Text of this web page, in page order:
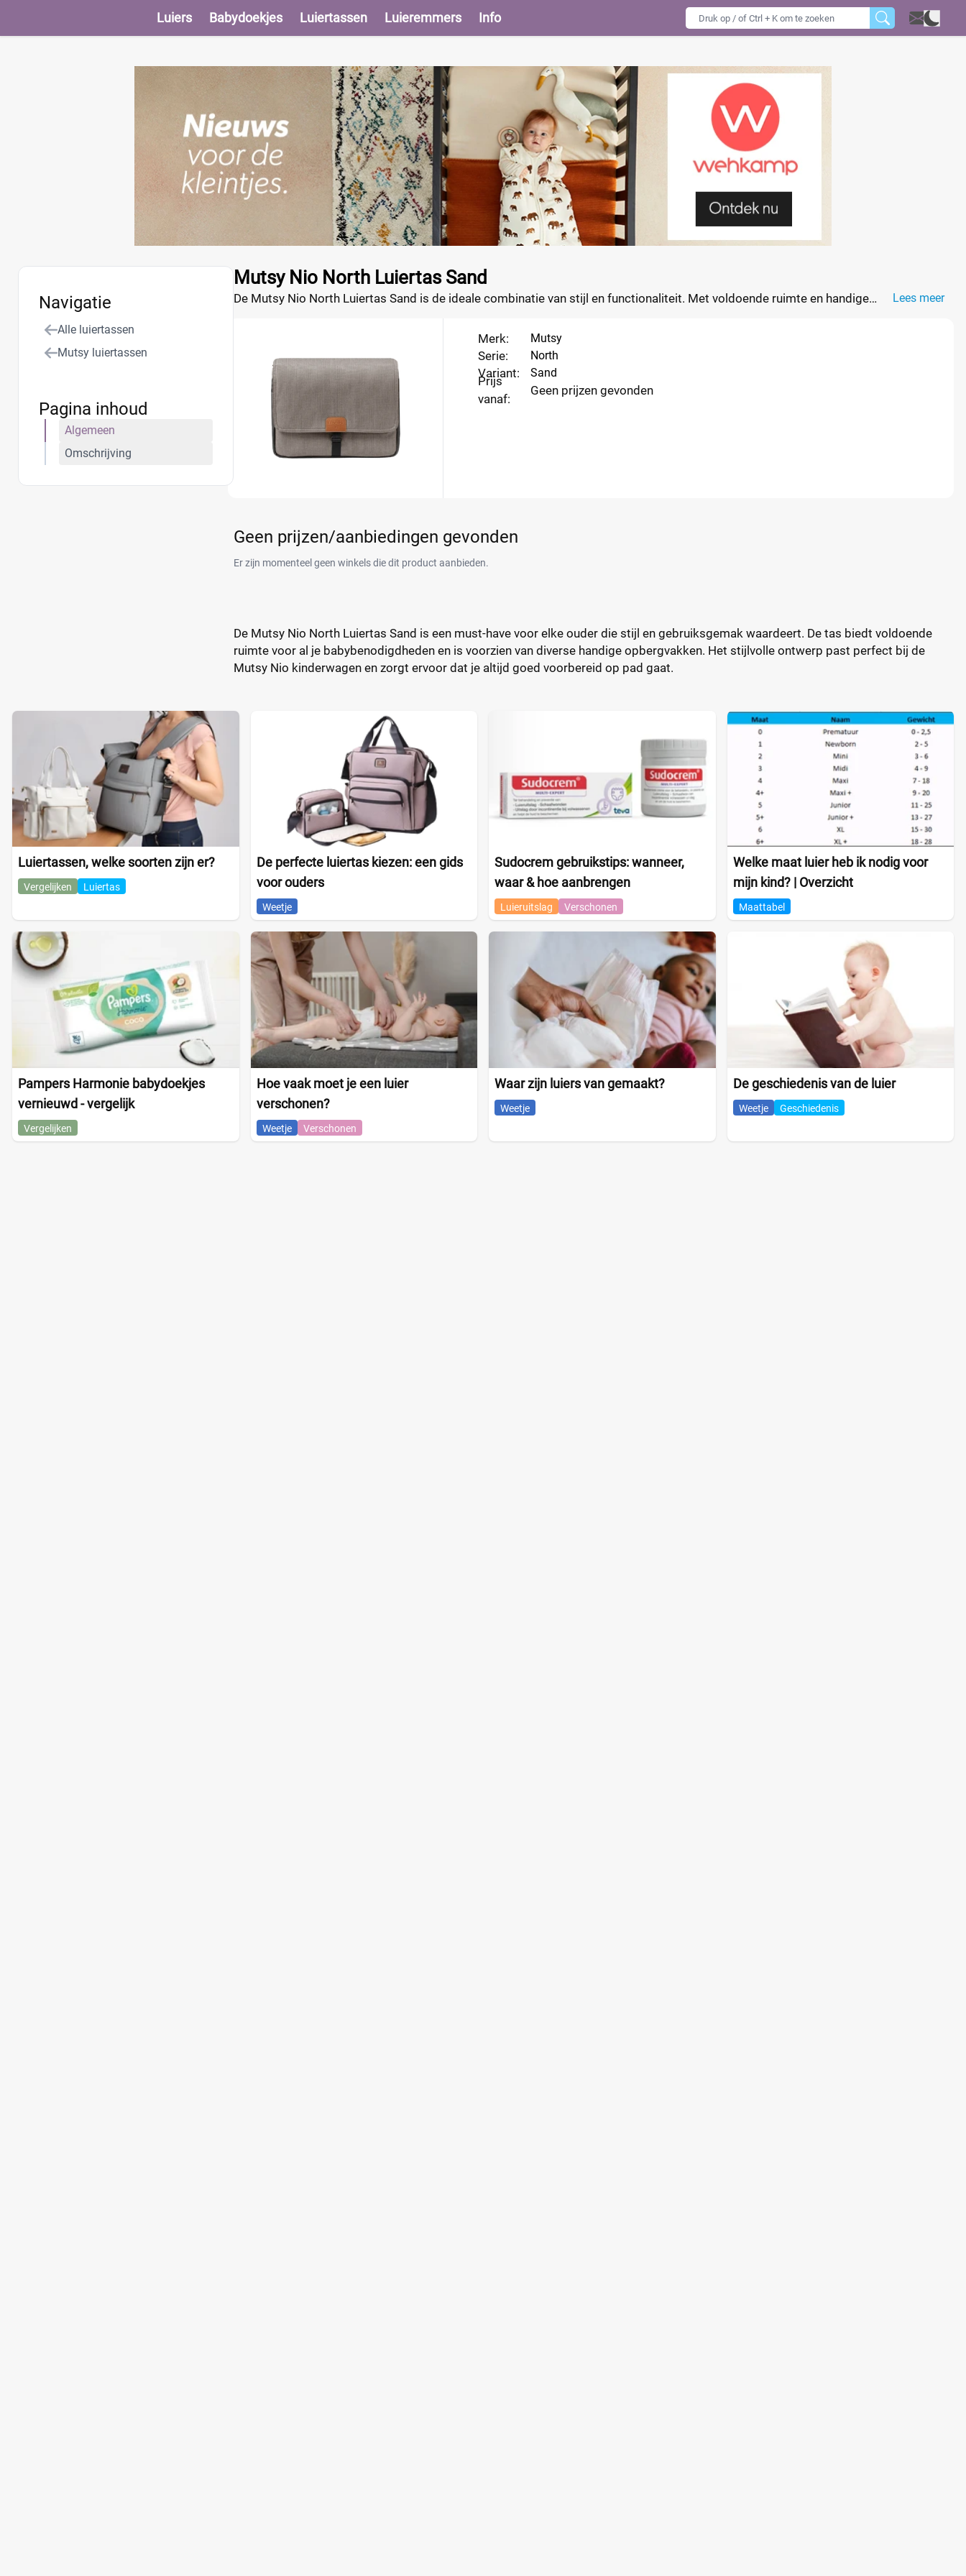
Luiers Babydoekjes Luiertassen Luieremmers Info
Mutsy Nio North Luiertas Sand
De Mutsy Nio North Luiertas Sand is de ideale combinatie van stijl en functionaliteit. Met voldoende ruimte en handige
Lees meer
Merk:
Serie:
Variant:
Prijs
vanaf:
Mutsy
North
Sand
Geen prijzen gevonden
Geen prijzen/aanbiedingen gevonden
Er zijn momenteel geen winkels die dit product aanbieden.
De Mutsy Nio North Luiertas Sand is een must-have voor elke ouder die stijl en gebruiksgemak waardeert. De tas biedt voldoende
ruimte voor al je babybenodigdheden en is voorzien van diverse handige opbergvakken. Het stijlvolle ontwerp past perfect bij de
Mutsy Nio kinderwagen en zorgt ervoor dat je altijd goed voorbereid op pad gaat.
Navigatie
Alle luiertassen
Mutsy luiertassen
Pagina inhoud
Algemeen
Omschrijving
Luiertassen, welke soorten zijn er?
Vergelijken Luiertas
De perfecte luiertas kiezen: een gids
voor ouders
Weetje
Sudocrem gebruikstips: wanneer,
waar & hoe aanbrengen
Luieruitslag Verschonen
Welke maat luier heb ik nodig voor
mijn kind? | Overzicht
Maattabel
Pampers Harmonie babydoekjes
vernieuwd - vergelijk
Vergelijken
Hoe vaak moet je een luier
verschonen?
Weetje Verschonen
Waar zijn luiers van gemaakt?
Weetje
De geschiedenis van de luier
Weetje Geschiedenis